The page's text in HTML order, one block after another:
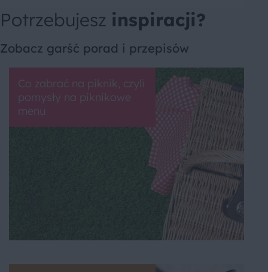
Potrzebujesz inspiracji?
Zobacz garść porad i przepisów
Co zabrać na piknik, czyli
pomysły na piknikowe
menu